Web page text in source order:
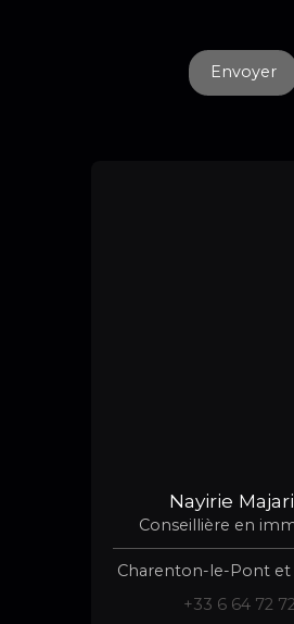
Envoyer
Nayirie
Conseillière en
Charenton-le-Pont et
+33 6 64 72